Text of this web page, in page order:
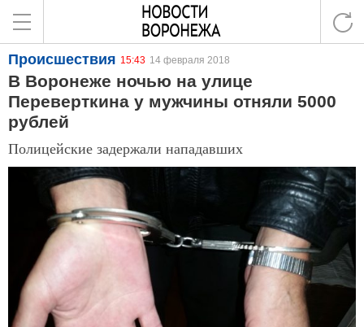
Происшествия 15:43 14 февраля 2018
В Воронеже ночью на улице
Переверткина у мужчины отняли 5000
рублей
Полицейские задержали нападавших